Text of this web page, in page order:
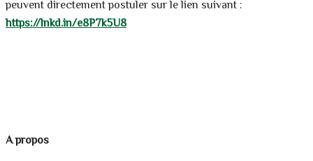
peuvent directement postuler sur le lien suivant :
https://lnkd.in/e8P7k5U8
A propos